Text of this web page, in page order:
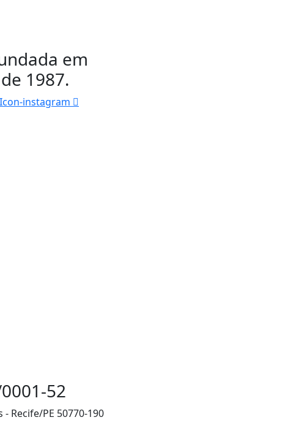
em
1987.
Icon-instagram
52
Recife/PE 50770-190